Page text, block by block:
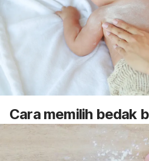
Cara memilih bedak